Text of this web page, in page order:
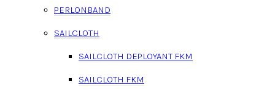
PERLONBAND
SAILCLOTH
SAILCLOTH DEPLOYANT FKM
SAILCLOTH FKM